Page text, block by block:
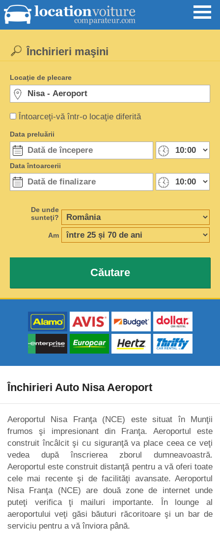
Întoarceţi-vă într-o locaţie diferită
Închirieri maşini
Locaţie de plecare
Data preluării
Data întoarcerii
De unde
sunteţi?
Am
Căutare
Închirieri Auto Nisa Aeroport
Aeroportul Nisa Franţa (NCE) este situat în Munţii
frumos şi impresionant din Franţa. Aeroportul este
construit încâlcit şi cu siguranţă va place ceea ce veţi
vedea după înscrierea zborul dumneavoastră.
Aeroportul este construit distanţă pentru a vă oferi toate
cele mai recente şi de facilităţi avansate. Aeroportul
Nisa Franţa (NCE) are două zone de internet unde
puteţi verifica ţi mailuri importante. În lounge al
aeroportului veţi găsi băuturi răcoritoare şi un bar de
serviciu pentru a vă înviora până.